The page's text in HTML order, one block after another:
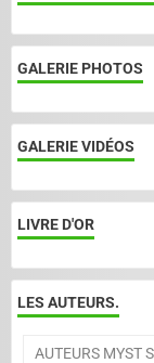
GALERIE PHOTOS
GALERIE VIDÉOS
LIVRE D'OR
LES AUTEURS.
AUTEURS MYST